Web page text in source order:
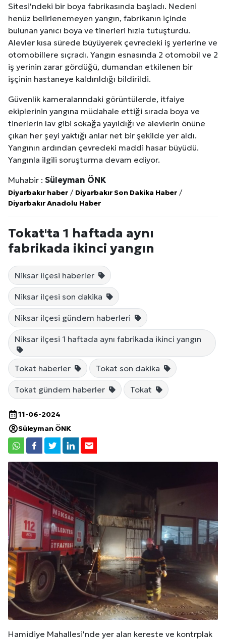
Sitesi'ndeki bir boya fabrikasında başladı. Nedeni
henüz belirlenemeyen yangın, fabrikanın içinde
bulunan yanıcı boya ve tinerleri hızla tutuşturdu.
Alevler kısa sürede büyüyerek çevredeki iş yerlerine ve
otomobillere sıçradı. Yangın esnasında 2 otomobil ve 2
iş yerinin zarar gördüğü, dumandan etkilenen bir
işçinin hastaneye kaldırıldığı bildirildi.
Güvenlik kameralarındaki görüntülerde, itfaiye
ekiplerinin yangına müdahale ettiği sırada boya ve
tinerlerin lav gibi sokağa yayıldığı ve alevlerin önüne
çıkan her şeyi yaktığı anlar net bir şekilde yer aldı.
Yangının ardından çevredeki maddi hasar büyüdü.
Yangınla ilgili soruşturma devam ediyor.
Muhabir : Süleyman ÖNK
Diyarbakır haber / Diyarbakır Son Dakika Haber /
Diyarbakır Anadolu Haber
Tokat'ta 1 haftada aynı
fabrikada ikinci yangın
Niksar ilçesi haberler
Niksar ilçesi son dakika
Niksar ilçesi gündem haberleri
Niksar ilçesi 1 haftada aynı fabrikada ikinci yangın
Tokat haberler Tokat son dakika
Tokat gündem haberler Tokat
11-06-2024
Süleyman ÖNK
Hamidiye Mahallesi'nde yer alan kereste ve kontrplak